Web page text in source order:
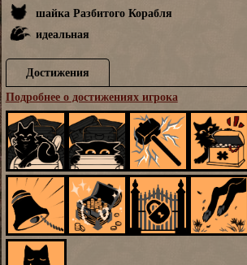
шайка Разбитого Корабля
идеальная
Достижения
Подробнее о достижениях игрока